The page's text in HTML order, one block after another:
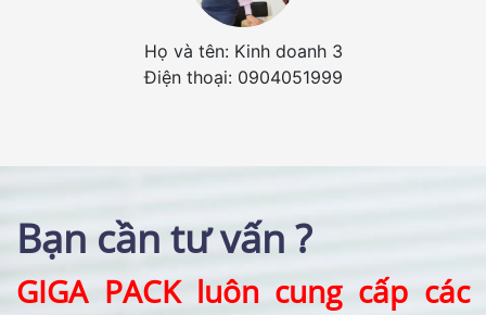
Họ và tên: Kinh doanh 3
Điện thoại: 0904051999
Bạn cần tư vấn ?
GIGA PACK luôn cung cấp các